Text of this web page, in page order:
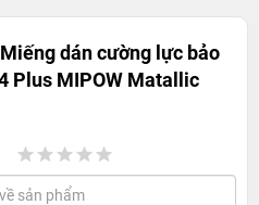
Miếng dán cường lực bảo
Plus MIPOW Matallic